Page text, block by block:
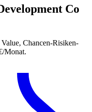
Co
Chancen-Risiken-
Monat.